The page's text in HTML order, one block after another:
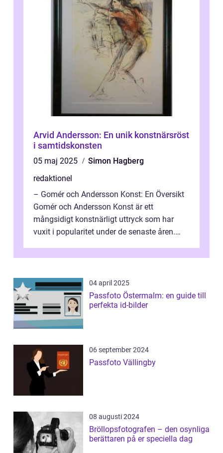
Arvid Andersson: En unik konstnärsröst
i samtidskonsten
05 maj 2025
Simon Hagberg
redaktionel
– Gomér och Andersson Konst: En Översikt
Gomér och Andersson Konst är ett
mångsidigt konstnärligt uttryck som har
vuxit i popularitet under de senaste åren.
04 april 2025
Passfoto Östermalm: en guide till
perfekta id-bilder
06 september 2024
Passfoto Vällingby
08 augusti 2024
Bröllopsfotografen – den osynliga
berättaren på er speciella dag